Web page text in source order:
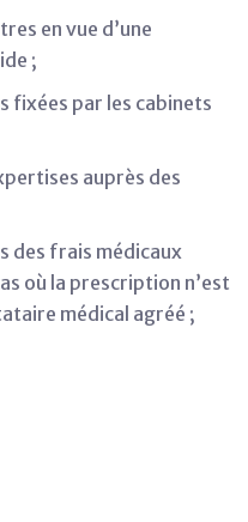
en vue d’une
;
fixées par les cabinets
auprès des
des frais médicaux
où la prescription n’est
médical agréé ;